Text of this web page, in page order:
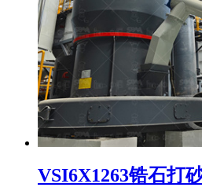
VSI6X1263锆石打